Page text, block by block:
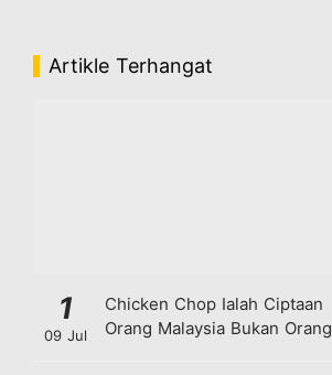
Artikle Terhangat
1
09 Jul
Chicken Chop Ialah Ciptaan
Orang Malaysia Bukan Orang